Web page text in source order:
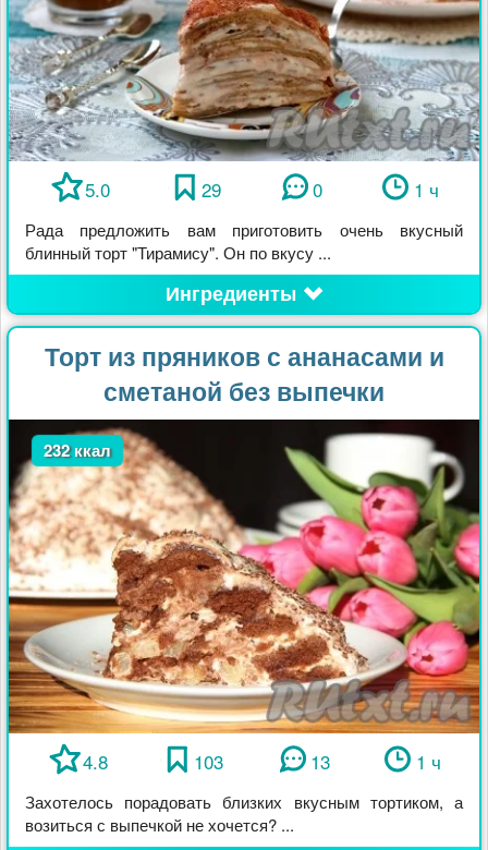
5.0 29 0 1 ч
Рада предложить вам приготовить очень вкусный
блинный торт "Тирамису". Он по вкусу ...
Ингредиенты
Торт из пряников с ананасами и
сметаной без выпечки
232 ккал
4.8 103 13 1 ч
Захотелось порадовать близких вкусным тортиком, а
возиться с выпечкой не хочется? ...